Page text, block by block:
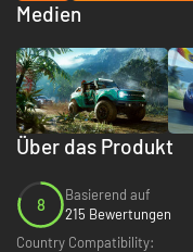
Über das Produkt
8
Basierend auf
215 Bewertungen
Country Compatibility:
Medien